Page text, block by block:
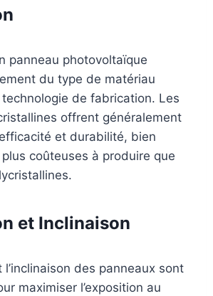
panneau photovoltaïque
du type de matériau
de fabrication. Les
offrent généralement
et durabilité, bien
plus coûteuses à produire que
et Inclinaison
l’inclinaison des panneaux sont
maximiser l’exposition au